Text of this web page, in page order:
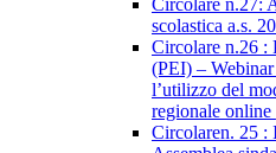
Circolare n.27:
scolastica a.s.
Circolare n.26 :
(PEI) –
l’utilizzo del
regionale online
Circolaren. 25 :